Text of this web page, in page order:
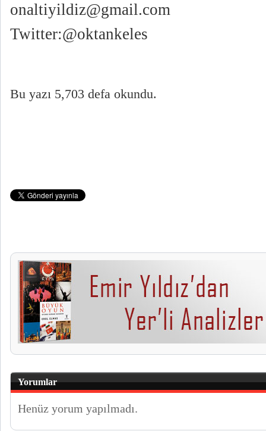
onaltiyildiz@gmail.com
Twitter:@oktankeles
Bu yazı 5,703 defa okundu.
Yorumlar
Henüz yorum yapılmadı.